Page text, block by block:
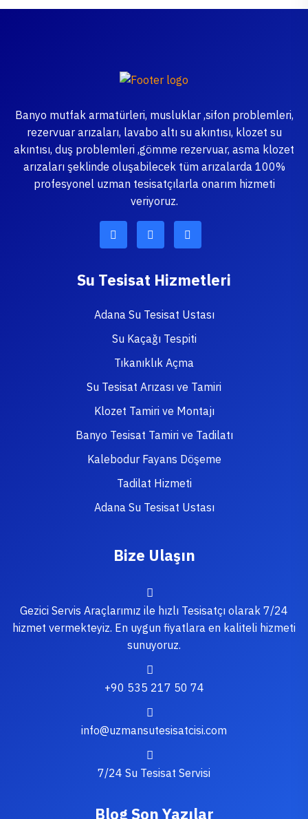
Banyo mutfak armatürleri, musluklar ,sifon problemleri,
rezervuar arızaları, lavabo altı su akıntısı, klozet su
akıntısı, duş problemleri ,gömme rezervuar, asma klozet
arızaları şeklinde oluşabilecek tüm arızalarda 100%
profesyonel uzman tesisatçılarla onarım hizmeti
veriyoruz.
Su Tesisat Hizmetleri
Adana Su Tesisat Ustası
Su Kaçağı Tespiti
Tıkanıklık Açma
Su Tesisat Arızası ve Tamiri
Klozet Tamiri ve Montajı
Banyo Tesisat Tamiri ve Tadilatı
Kalebodur Fayans Döşeme
Tadilat Hizmeti
Adana Su Tesisat Ustası
Bize Ulaşın
Gezici Servis Araçlarımız ile hızlı Tesisatçı olarak 7/24
hizmet vermekteyiz. En uygun fiyatlara en kaliteli hizmeti
sunuyoruz.
+90 535 217 50 74
info@uzmansutesisatcisi.com
7/24 Su Tesisat Servisi
Blog Son Yazılar